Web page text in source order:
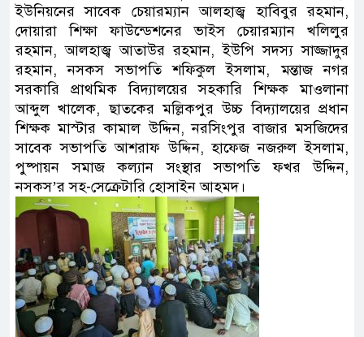
ইউনিয়নের সাবেক চেয়ারম্যান আলহাজ্ব হাবিবুর রহমান,
দোয়ারা শিক্ষা ফাউন্ডেশনের ভাইস চেয়ারম্যান খলিলুর
রহমান, আলহাজ্ব আতাউর রহমান, ইউপি সদস্য সাজ্জাদুর
রহমান, নসকস সভাপতি শফিকুল ইসলাম, মন্তাজ নগর
সরকারি প্রাথমিক বিদ্যালয়ের সহকারি শিক্ষক মাওলানা
আব্দুল খালেক, ছাতকের মল্লিকপুর উচ্চ বিদ্যালয়ের প্রধান
শিক্ষক মাস্টার কামাল উদ্দিন, নরসিংপুর বাজার মসজিদের
সাবেক সভাপতি আশরাফ উদ্দিন, হাফেজ নজরুল ইসলাম,
পুষ্পায়ন সমাজ কল্যান সংস্থার সভাপতি ফখর উদ্দিন,
নসকস’র সহ-সেক্রেটারি হোসাইন আহমদ।